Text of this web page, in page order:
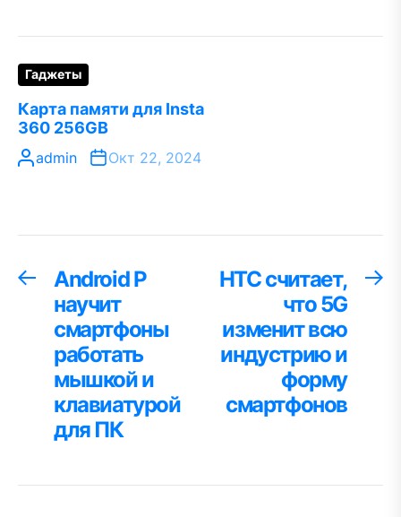
Гаджеты
Карта памяти для Insta
360 256GB
admin Окт 22, 2024
Навигация
записям
Предыдущая
запись:
Android P
научит
смартфоны
работать
мышкой и
клавиатурой
для ПК
HTC считает,
что 5G
изменит всю
индустрию и
форму
смартфонов